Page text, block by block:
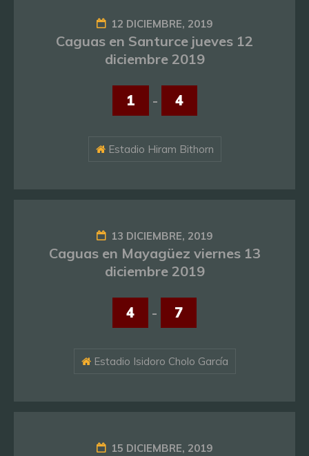
12 DICIEMBRE, 2019
Caguas en Santurce jueves 12
diciembre 2019
1 - 4
Estadio Hiram Bithorn
13 DICIEMBRE, 2019
Caguas en Mayagüez viernes 13
diciembre 2019
4 - 7
Estadio Isidoro Cholo García
15 DICIEMBRE, 2019